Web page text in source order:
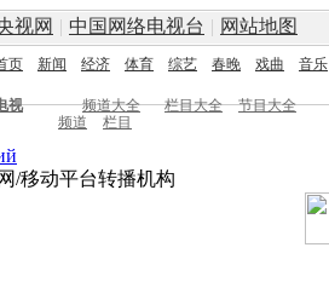
视网 | 中国网络电视台 | 网站地图
页 新闻 经济 体育 综艺 春晚 戏曲 音乐
视 频道大全 栏目大全 节目大全
频道
栏目
/移动平台转播机构